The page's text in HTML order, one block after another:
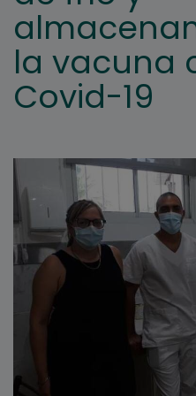
la vacuna
Covid-19